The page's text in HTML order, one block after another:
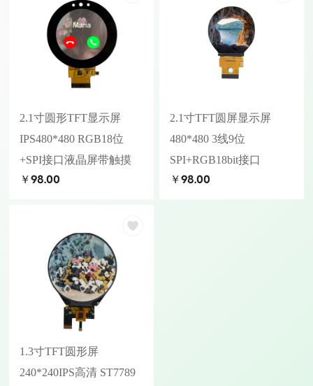
2.1寸圆形TFT显示屏
IPS480*480 RGB18位
+SPI接口液晶屏带触摸
￥98.00
2.1寸TFT圆屏显示屏
480*480 3线9位
SPI+RGB18bit接口
￥98.00
1.3寸TFT圆形屏
240*240IPS高清 ST7789